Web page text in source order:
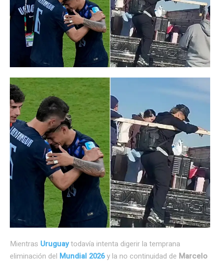
Mientras Uruguaytodavía intenta digerir la temprana
eliminación del Mundial 2026y la no continuidad de Marcelo